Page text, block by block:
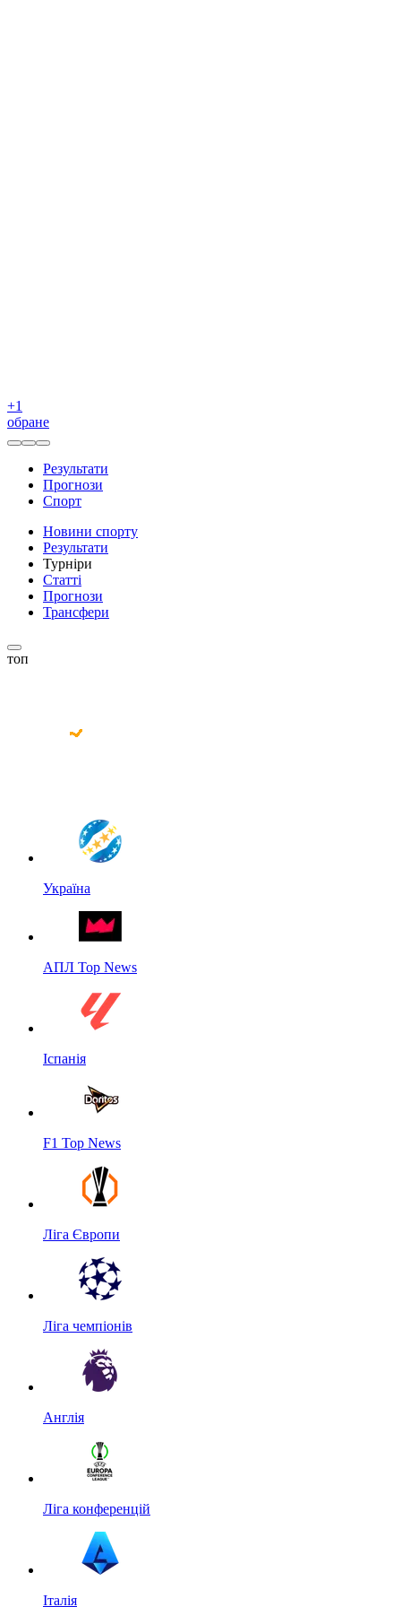
+1
обране
Результати
Прогнози
Спорт
Новини спорту
Результати
Турніри
Статті
Прогнози
Трансфери
топ
Україна
АПЛ Top News
Іспанія
F1 Top News
Ліга Європи
Ліга чемпіонів
Англія
Ліга конференцій
Італія